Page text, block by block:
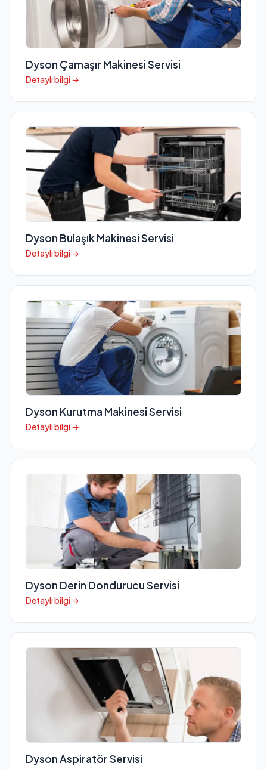
Dyson Çamaşır Makinesi Servisi
Detaylı bilgi →
Dyson Bulaşık Makinesi Servisi
Detaylı bilgi →
Dyson Kurutma Makinesi Servisi
Detaylı bilgi →
Dyson Derin Dondurucu Servisi
Detaylı bilgi →
Dyson Aspiratör Servisi